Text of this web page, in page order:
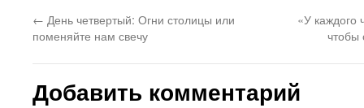
← День четвертый: Огни столицы или
поменяйте нам свечу
«У каждого
чтобы
Добавить комментарий